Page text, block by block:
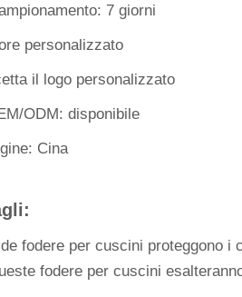
7 giorni
personalizzato
il logo personalizzato
ODM: disponibile
Cina
fodere per cuscini proteggono
fodere per cuscini